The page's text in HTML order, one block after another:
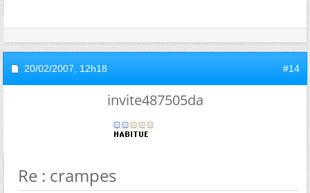
20/02/2007, 12h18 #14
invite487505da
Re : crampes